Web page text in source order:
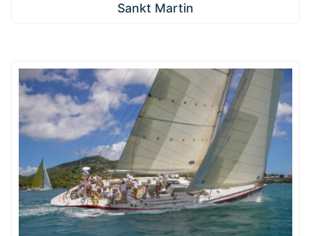
Sankt Martin